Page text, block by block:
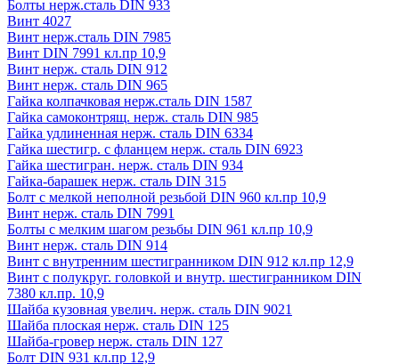
Болты нерж.сталь DIN 933
Винт 4027
Винт нерж.сталь DIN 7985
Винт DIN 7991 кл.пр 10,9
Винт нерж. сталь DIN 912
Винт нерж. сталь DIN 965
Гайка колпачковая нерж.сталь DIN 1587
Гайка самоконтрящ. нерж. сталь DIN 985
Гайка удлиненная нерж. сталь DIN 6334
Гайка шестигр. с фланцем нерж. сталь DIN 6923
Гайка шестигран. нерж. сталь DIN 934
Гайка-барашек нерж. сталь DIN 315
Болт с мелкой неполной резьбой DIN 960 кл.пр 10,9
Винт нерж. сталь DIN 7991
Болты с мелким шагом резьбы DIN 961 кл.пр 10,9
Винт нерж. сталь DIN 914
Винт с внутренним шестигранником DIN 912 кл.пр 12,9
Винт с полукруг. головкой и внутр. шестигранником DIN
7380 кл.пр. 10,9
Шайба кузовная увелич. нерж. сталь DIN 9021
Шайба плоская нерж. сталь DIN 125
Шайба-гровер нерж. сталь DIN 127
Болт DIN 931 кл.пр 12,9